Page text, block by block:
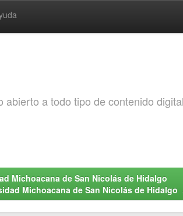
a todo tipo de contenido
Michoacana de San Nicolás de Hidalgo
Michoacana de San Nicolás de Hidalgo